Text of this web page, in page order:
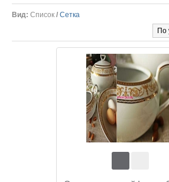
Вид: Список / Сетка